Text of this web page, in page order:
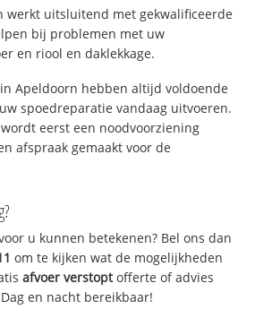
werkt uitsluitend met gekwalificeerde
bij problemen met uw
en riool en daklekkage.
Apeldoorn hebben altijd voldoende
spoedreparatie vandaag uitvoeren.
eerst een noodvoorziening
afspraak gemaakt voor de
u kunnen betekenen? Bel ons dan
om te kijken wat de mogelijkheden
afvoer verstoptofferte of advies
en nacht bereikbaar!